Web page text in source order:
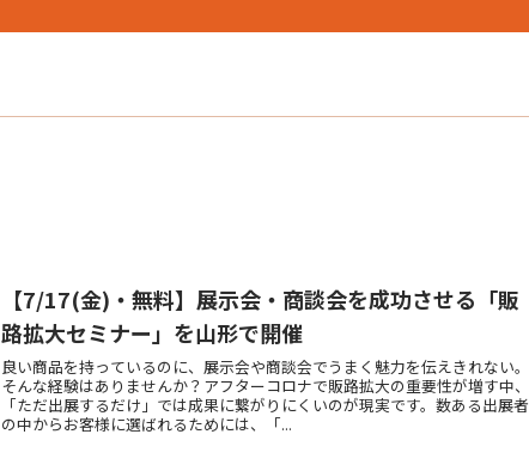
【7/17(金)・無料】展示会・商談会を成功させる「販
路拡大セミナー」を山形で開催
良い商品を持っているのに、展示会や商談会でうまく魅力を伝えきれない。
そんな経験はありませんか？アフターコロナで販路拡大の重要性が増す中、
「ただ出展するだけ」では成果に繋がりにくいのが現実です。数ある出展者
の中からお客様に選ばれるためには、「...